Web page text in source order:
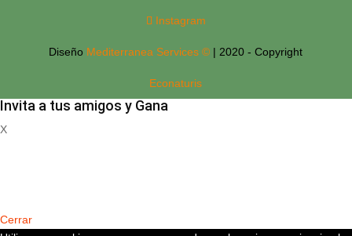
Instagram
Diseño Mediterranea Services © | 2020 - Copyright
Econaturis
Invita a tus amigos y Gana
X
Cerrar